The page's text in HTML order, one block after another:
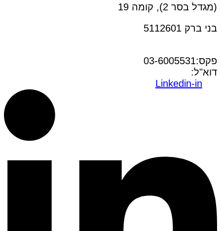
(מגדל בסר 2), קומה 19
בני ברק 5112601
פקס:03-6005531
דוא"ל:
Linkedin-in